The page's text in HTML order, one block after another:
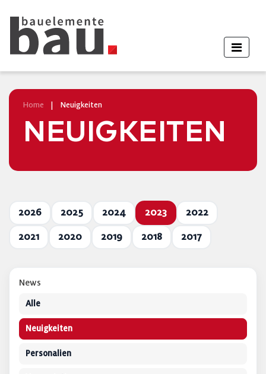
Home Neuigkeiten
NEUIGKEITEN
2026 2025 2024 2023 2022
2021 2020 2019 2018 2017
News
Alle
Neuigkeiten
Personalien